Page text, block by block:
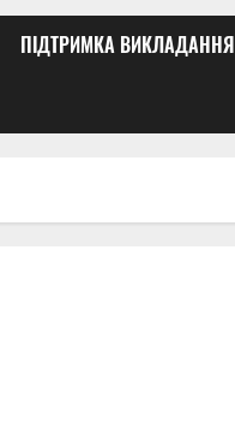
ПІДТРИМКА ВИКЛАДАННЯ